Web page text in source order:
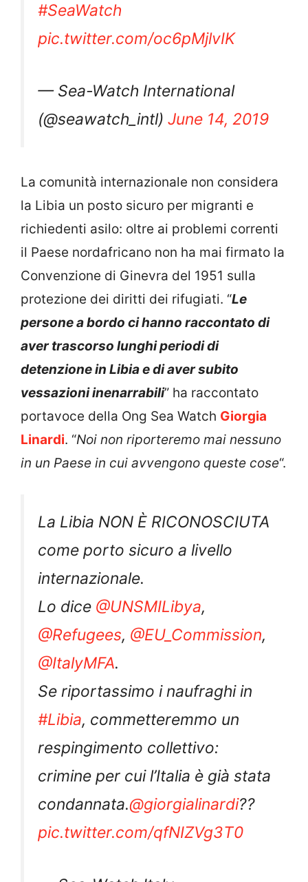
#SeaWatch
pic.twitter.com/oc6pMjlvIK
— Sea-Watch International
(@seawatch_intl) June 14, 2019
La comunità internazionale non considera
la Libia un posto sicuro per migranti e
richiedenti asilo: oltre ai problemi correnti
il Paese nordafricano non ha mai firmato la
Convenzione di Ginevra del 1951 sulla
protezione dei diritti dei rifugiati. “Le
persone a bordo ci hanno raccontato di
aver trascorso lunghi periodi di
detenzione in Libia e di aver subito
vessazioni inenarrabili” ha raccontato
portavoce della Ong Sea Watch Giorgia
Linardi. “Noi non riporteremo mai nessuno
in un Paese in cui avvengono queste cose“.
La Libia NON È RICONOSCIUTA
come porto sicuro a livello
internazionale.
Lo dice @UNSMILibya,
@Refugees, @EU_Commission,
@ItalyMFA.
Se riportassimo i naufraghi in
#Libia, commetteremmo un
respingimento collettivo:
crimine per cui l’Italia è già stata
condannata.@giorgialinardi??
pic.twitter.com/qfNIZVg3T0